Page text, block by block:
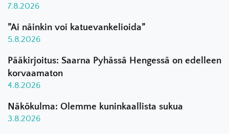
7.8.2026
”Ai näinkin voi katuevankelioida”
5.8.2026
Pääkirjoitus: Saarna Pyhässä Hengessä on edelleen
korvaamaton
4.8.2026
Näkökulma: Olemme kuninkaallista sukua
3.8.2026